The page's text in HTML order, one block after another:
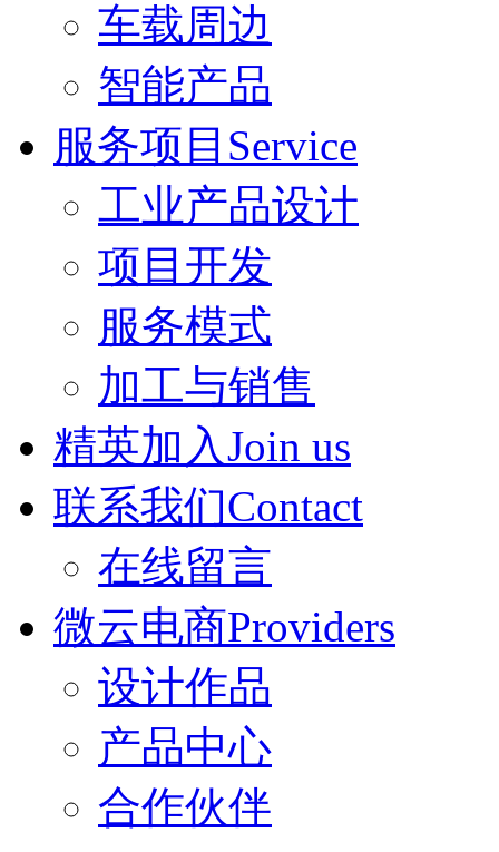
车载周边
智能产品
服务项目Service
工业产品设计
项目开发
服务模式
加工与销售
精英加入Join us
联系我们Contact
在线留言
微云电商Providers
设计作品
产品中心
合作伙伴